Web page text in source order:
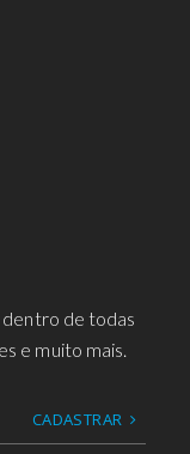
de todas
e muito mais.
CADASTRAR